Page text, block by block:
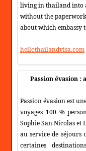
living in thailand into
without the
about which embassy
hellothailandvisa.com
Passion évasion :
Passion évasion est
voyages 100 %
Sophie San Nicolas et
au service de séjours
certaines